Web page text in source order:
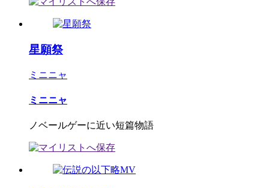
星願祭
ミニニャ
ミニニャ
ノベールゲーに近い短篇物語